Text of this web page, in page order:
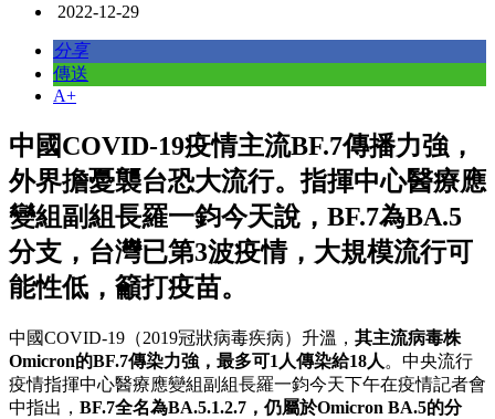
2022-12-29
分享
傳送
A+
中國COVID-19疫情主流BF.7傳播力強，
外界擔憂襲台恐大流行。指揮中心醫療應
變組副組長羅一鈞今天說，BF.7為BA.5
分支，台灣已第3波疫情，大規模流行可
能性低，籲打疫苗。
中國COVID-19（2019冠狀病毒疾病）升溫， 其主流病毒株
Omicron的BF.7傳染力強，最多可1人傳染給18人 。中央流行
疫情指揮中心醫療應變組副組長羅一鈞今天下午在疫情記者會
中指出， BF.7全名為BA.5.1.2.7，仍屬於Omicron BA.5的分